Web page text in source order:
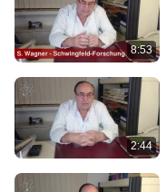
8:53
2:44